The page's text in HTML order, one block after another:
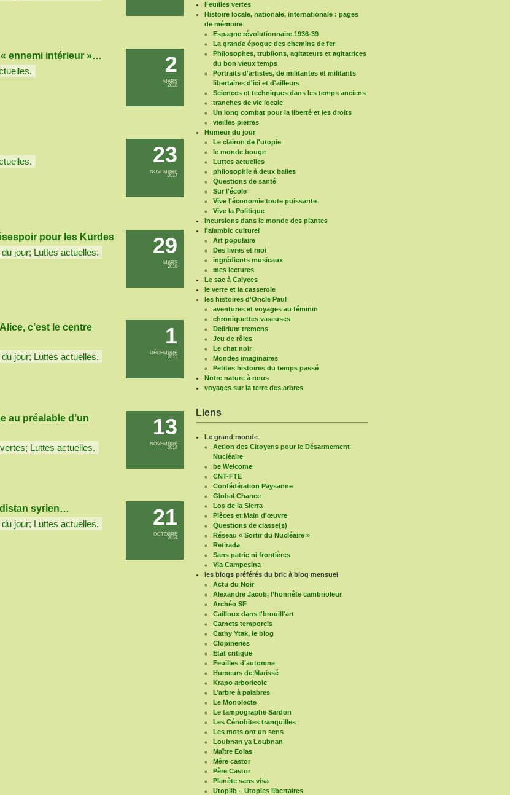
2
MARS
2018
« ennemi intérieur »…
.
23
NOVEMBRE
2017
.
29
MARS
2016
pour les Kurdes
jour; Luttes actuelles.
1
DÉCEMBRE
2015
c’est le centre
jour; Luttes actuelles.
13
NOVEMBRE
2014
au préalable d’un
; Luttes actuelles.
21
OCTOBRE
2014
syrien…
jour; Luttes actuelles.
Feuilles vertes
Histoire locale, nationale, internationale : pages
de mémoire
Espagne révolutionnaire 1936-39
La grande époque des chemins de fer
Philosophes, trublions, agitateurs et agitatrices
du bon vieux temps
Portraits d'artistes, de militantes et militants
libertaires d'ici et d'ailleurs
Sciences et techniques dans les temps anciens
tranches de vie locale
Un long combat pour la liberté et les droits
vieilles pierres
Humeur du jour
Le clairon de l'utopie
le monde bouge
Luttes actuelles
philosophie à deux balles
Questions de santé
Sur l'école
Vive l'économie toute puissante
Vive la Politique
Incursions dans le monde des plantes
l'alambic culturel
Art populaire
Des livres et moi
ingrédients musicaux
mes lectures
Le sac à Calyces
le verre et la casserole
les histoires d'Oncle Paul
aventures et voyages au féminin
chroniquettes vaseuses
Delirium tremens
Jeu de rôles
Le chat noir
Mondes imaginaires
Petites histoires du temps passé
Notre nature à nous
voyages sur la terre des arbres
Liens
Le grand monde
Action des Citoyens pour le Désarmement
Nucléaire
be Welcome
CNT-FTE
Confédération Paysanne
Global Chance
Los de la Sierra
Pièces et Main d'œuvre
Questions de classe(s)
Réseau « Sortir du Nucléaire »
Retirada
Sans patrie ni frontières
Via Campesina
les blogs préférés du bric à blog mensuel
Actu du Noir
Alexandre Jacob, l’honnête cambrioleur
Archéo SF
Cailloux dans l'brouill'art
Carnets temporels
Cathy Ytak, le blog
Clopineries
Etat critique
Feuilles d'automne
Humeurs de Marissé
Krapo arboricole
L’arbre à palabres
Le Monolecte
Le tampographe Sardon
Les Cénobites tranquilles
Les mots ont un sens
Loubnan ya Loubnan
Maître Eolas
Mère castor
Père Castor
Planète sans visa
Utoplib – Utopies libertaires